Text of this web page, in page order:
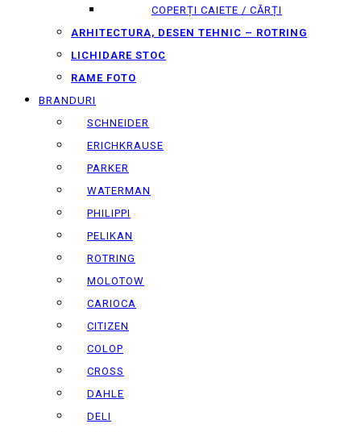
COPERȚI CAIETE / CĂRȚI
ARHITECTURA, DESEN TEHNIC – ROTRING
LICHIDARE STOC
RAME FOTO
BRANDURI
SCHNEIDER
ERICHKRAUSE
PARKER
WATERMAN
PHILIPPI
PELIKAN
ROTRING
MOLOTOW
CARIOCA
CITIZEN
COLOP
CROSS
DAHLE
DELI